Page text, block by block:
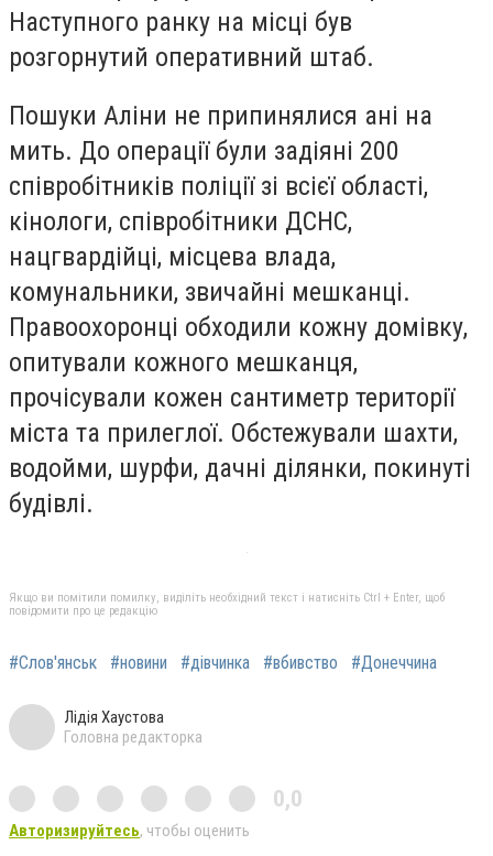
Наступного ранку на місці був
розгорнутий оперативний штаб.
Пошуки Аліни не припинялися ані на
мить. До операції були задіяні 200
співробітників поліції зі всієї області,
кінологи, співробітники ДСНС,
нацгвардійці, місцева влада,
комунальники, звичайні мешканці.
Правоохоронці обходили кожну домівку,
опитували кожного мешканця,
прочісували кожен сантиметр території
міста та прилеглої. Обстежували шахти,
водойми, шурфи, дачні ділянки, покинуті
будівлі.
Якщо ви помітили помилку, виділіть необхідний текст і натисніть Ctrl + Enter, щоб
повідомити про це редакцію
#Слов'янськ #новини #дівчинка #вбивство #Донеччина
Лідія Хаустова
Головна редакторка
0,0
Авторизируйтесь, чтобы оценить